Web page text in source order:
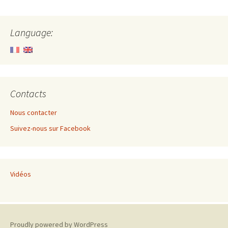
Language:
Contacts
Nous contacter
Suivez-nous sur Facebook
Vidéos
Proudly powered by WordPress